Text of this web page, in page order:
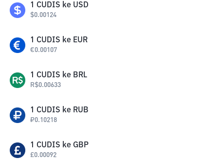
1 CUDIS ke USD
$0.00124
1 CUDIS ke EUR
€0.00107
1 CUDIS ke BRL
R$0.00633
1 CUDIS ke RUB
₽0.10218
1 CUDIS ke GBP
£0.00092